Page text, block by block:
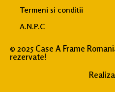
Termeni si conditii
A.N.P.C
© 2025 Case A Frame
rezervate!